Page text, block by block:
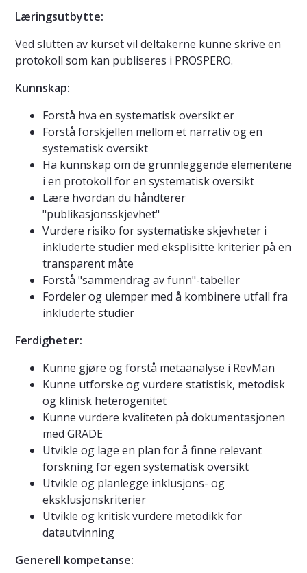
Læringsutbytte:
Ved slutten av kurset vil deltakerne kunne skrive en
protokoll som kan publiseres i PROSPERO.
Kunnskap:
Forstå hva en systematisk oversikt er
Forstå forskjellen mellom et narrativ og en
systematisk oversikt
Ha kunnskap om de grunnleggende elementene
i en protokoll for en systematisk oversikt
Lære hvordan du håndterer
"publikasjonsskjevhet"
Vurdere risiko for systematiske skjevheter i
inkluderte studier med eksplisitte kriterier på en
transparent måte
Forstå "sammendrag av funn"-tabeller
Fordeler og ulemper med å kombinere utfall fra
inkluderte studier
Ferdigheter:
Kunne gjøre og forstå metaanalyse i RevMan
Kunne utforske og vurdere statistisk, metodisk
og klinisk heterogenitet
Kunne vurdere kvaliteten på dokumentasjonen
med GRADE
Utvikle og lage en plan for å finne relevant
forskning for egen systematisk oversikt
Utvikle og planlegge inklusjons- og
eksklusjonskriterier
Utvikle og kritisk vurdere metodikk for
datautvinning
Generell kompetanse: